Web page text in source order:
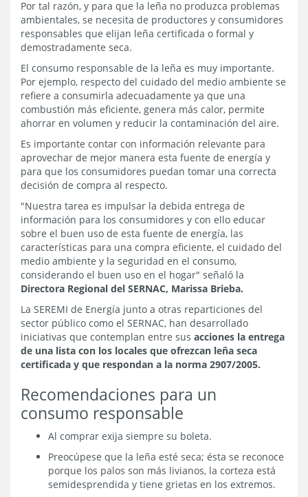
Por tal razón, y para que la leña no produzca problemas
ambientales, se necesita de productores y consumidores
responsables que elijan leña certificada o formal y
demostradamente seca.
El consumo responsable de la leña es muy importante.
Por ejemplo, respecto del cuidado del medio ambiente se
refiere a consumirla adecuadamente ya que una
combustión más eficiente, genera más calor, permite
ahorrar en volumen y reducir la contaminación del aire.
Es importante contar con información relevante para
aprovechar de mejor manera esta fuente de energía y
para que los consumidores puedan tomar una correcta
decisión de compra al respecto.
"Nuestra tarea es impulsar la debida entrega de
información para los consumidores y con ello educar
sobre el buen uso de esta fuente de energía, las
características para una compra eficiente, el cuidado del
medio ambiente y la seguridad en el consumo,
considerando el buen uso en el hogar" señaló la
Directora Regional del SERNAC, Marissa Brieba.
La SEREMI de Energía junto a otras reparticiones del
sector público como el SERNAC, han desarrollado
iniciativas que contemplan entre sus acciones la entrega
de una lista con los locales que ofrezcan leña seca
certificada y que respondan a la norma 2907/2005.
Recomendaciones para un
consumo responsable
Al comprar exija siempre su boleta.
Preocúpese que la leña esté seca; ésta se reconoce
porque los palos son más livianos, la corteza está
semidesprendida y tiene grietas en los extremos.